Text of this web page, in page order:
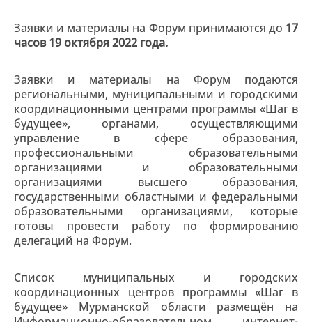
Заявки и материалы на Форум принимаются до 17
часов 19 октября 2022 года.
Заявки и материалы на Форум подаются
региональными, муниципальными и городскими
координационными центрами программы «Шаг в
будущее», органами, осуществляющими
управление в сфере образования,
профессиональными образовательными
организациями и образовательными
организациями высшего образования,
государственными областными и федеральными
образовательными организациями, которые
готовы провести работу по формированию
делегаций на Форум.
Список муниципальных и городских
координационных центров программы «Шаг в
будущее» Мурманской области размещён на